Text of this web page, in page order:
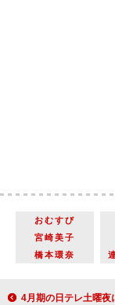
おむすび
宮崎美子
橋本環奈
4月期の日テレ土曜夜に新ドラマ枠 大ヒットドラマ「花咲舞が黙ってない」の新シリー